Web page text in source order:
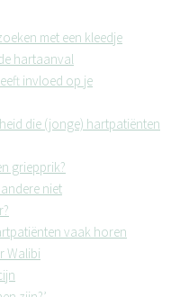
met een kleedje
hartaanval
invloed op je
die (jonge) hartpatiënten
griepprik?
niet
vaak horen
Walibi